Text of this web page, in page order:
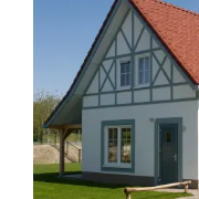
Aussichtspunkte
Attraktionen
Rundfahrten
Spielplätze